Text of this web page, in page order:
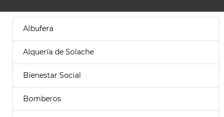
Albufera
Alquería de Solache
Bienestar Social
Bomberos